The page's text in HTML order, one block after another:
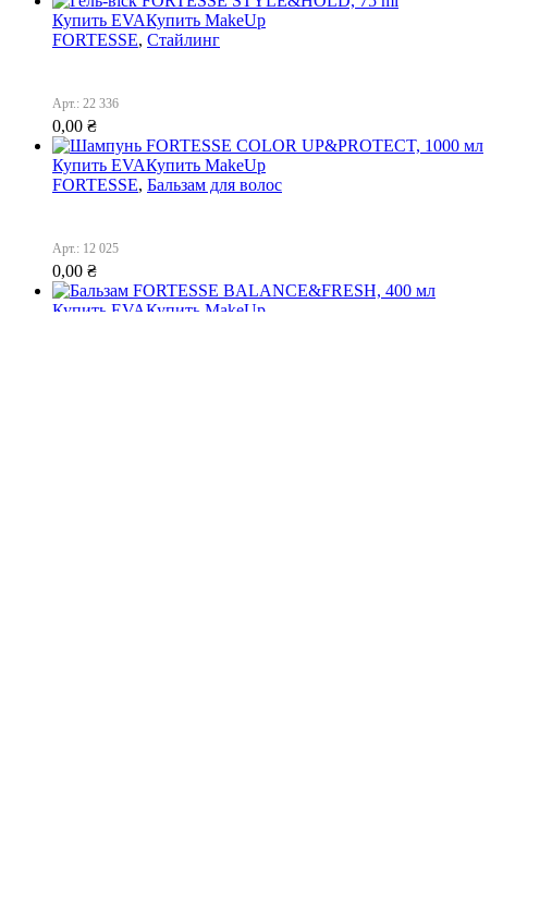
Купить EVAКупить MakeUp
FORTESSE, Стайлинг
Арт.: 22 336
0,00 ₴
Купить EVAКупить MakeUp
FORTESSE, Бальзам для волос
Арт.: 12 025
0,00 ₴
Купить EVAКупить MakeUp